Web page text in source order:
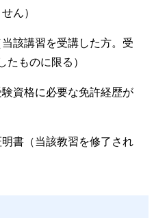
ん）
該講習を受講した方。受
たものに限る）
資格に必要な免許経歴が
書（当該教習を修了され